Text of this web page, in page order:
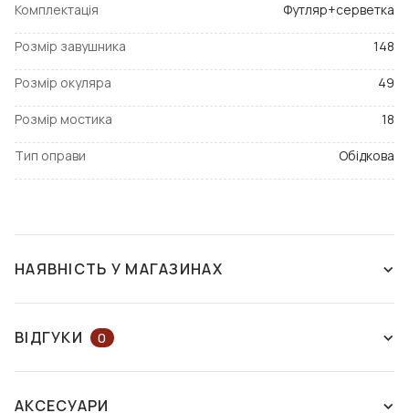
Комплектація Футляр+серветка
Розмір завушника 148
Розмір окуляра 49
Розмір мостика 18
Тип оправи Обідкова
НАЯВНІСТЬ У МАГАЗИНАХ
ВІДГУКИ 0
АКСЕСУАРИ